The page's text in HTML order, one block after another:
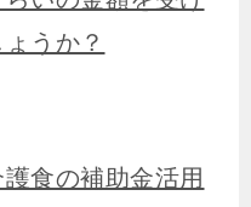
うか？
護食の補助金活用